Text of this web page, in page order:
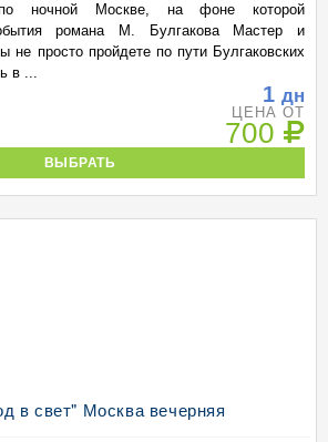
ночной Москве, на фоне которой
романа М. Булгакова Мастер и
не просто пройдете по пути Булгаковских
в ...
1 дн
ЦЕНА ОТ
700
ВЫБРАТЬ
в свет" Москва вечерняя